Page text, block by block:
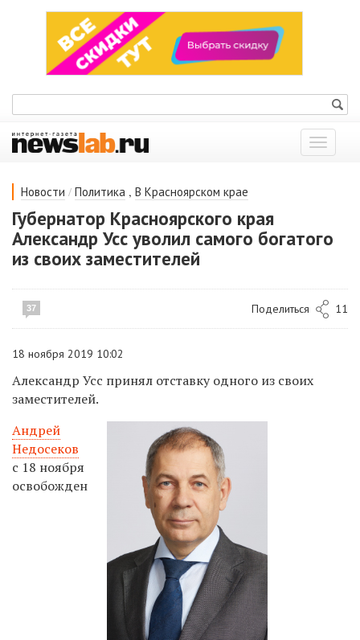
Показать
меню
Новости / Политика , В Красноярском крае
Губернатор Красноярского края
Александр Усс уволил самого богатого
из своих заместителей
37 Поделиться 11
18 ноября 2019 10:02
Александр Усс принял отставку одного из своих
заместителей.
Андрей
Недосеков
с 18 ноября
освобожден